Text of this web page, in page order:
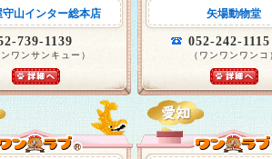
守山インター総本店
739-1139
ンワンサンキュー）
矢場動物堂
052-242-1115
（ワンワンワンコ